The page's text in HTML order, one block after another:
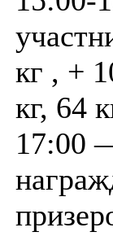
кг , +
кг, 64
17:00